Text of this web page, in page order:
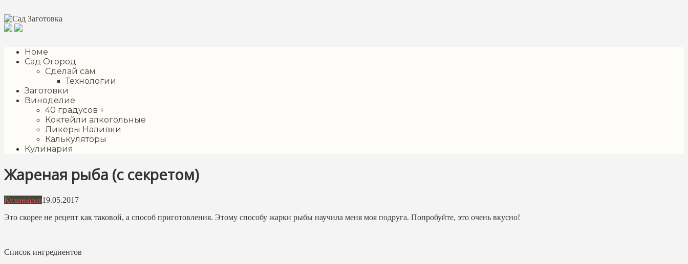
к
контенту
Номе
Сад Огород
Сделай сам
Технологии
Заготовки
Виноделие
40 градусов +
Коктейли алкогольные
Ликеры Наливки
Калькуляторы
Кулинария
Жареная рыба (с секретом)
Кулинария19.05.2017
Это скорее не рецепт как таковой, а способ приготовления. Этому способу жарки рыбы научила меня моя подруга. Попробуйте, это очень вкусно!
Список ингредиентов